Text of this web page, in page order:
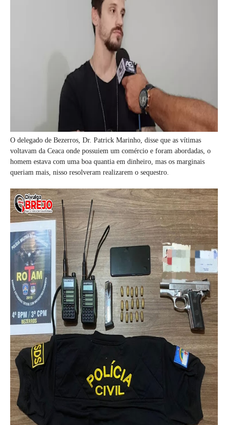
O delegado de Bezerros, Dr. Patrick Marinho, disse que as vítimas
voltavam da Ceaca onde possuiem um comércio e foram abordadas, o
homem estava com uma boa quantia em dinheiro, mas os marginais
queriam mais, nisso resolveram realizarem o sequestro.